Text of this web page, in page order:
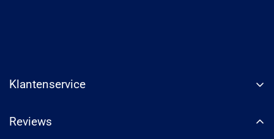
Klantenservice
Reviews